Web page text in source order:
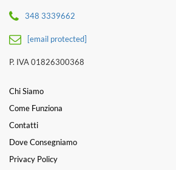
348 3339662
[email protected]
P. IVA 01826300368
Chi Siamo
Come Funziona
Contatti
Dove Consegniamo
Privacy Policy